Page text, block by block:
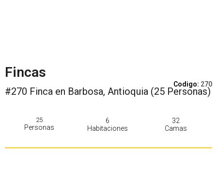
Fincas
Codigo: 270
#270 Finca en Barbosa, Antioquia (25 Personas)
25
Personas
6
Habitaciones
32
Camas